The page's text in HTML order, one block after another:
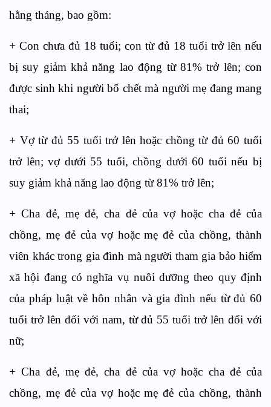
hằng tháng, bao gồm:
+ Con chưa đủ 18 tuổi; con từ đủ 18 tuổi trở lên nếu
bị suy giảm khả năng lao động từ 81% trở lên; con
được sinh khi người bố chết mà người mẹ đang mang
thai;
+ Vợ từ đủ 55 tuổi trở lên hoặc chồng từ đủ 60 tuổi
trở lên; vợ dưới 55 tuổi, chồng dưới 60 tuổi nếu bị
suy giảm khả năng lao động từ 81% trở lên;
+ Cha đẻ, mẹ đẻ, cha đẻ của vợ hoặc cha đẻ của
chồng, mẹ đẻ của vợ hoặc mẹ đẻ của chồng, thành
viên khác trong gia đình mà người tham gia bảo hiểm
xã hội đang có nghĩa vụ nuôi dưỡng theo quy định
của pháp luật về hôn nhân và gia đình nếu từ đủ 60
tuổi trở lên đối với nam, từ đủ 55 tuổi trở lên đối với
nữ;
+ Cha đẻ, mẹ đẻ, cha đẻ của vợ hoặc cha đẻ của
chồng, mẹ đẻ của vợ hoặc mẹ đẻ của chồng, thành